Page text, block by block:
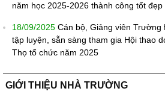
năm học 2025-2026 thành công tốt đẹp
18/09/2025 Cán bộ, Giảng viên
tập luyện, sẵn sàng tham gia Hội thao
Thọ tổ chức năm 2025
GIỚI THIỆU NHÀ TRƯỜNG